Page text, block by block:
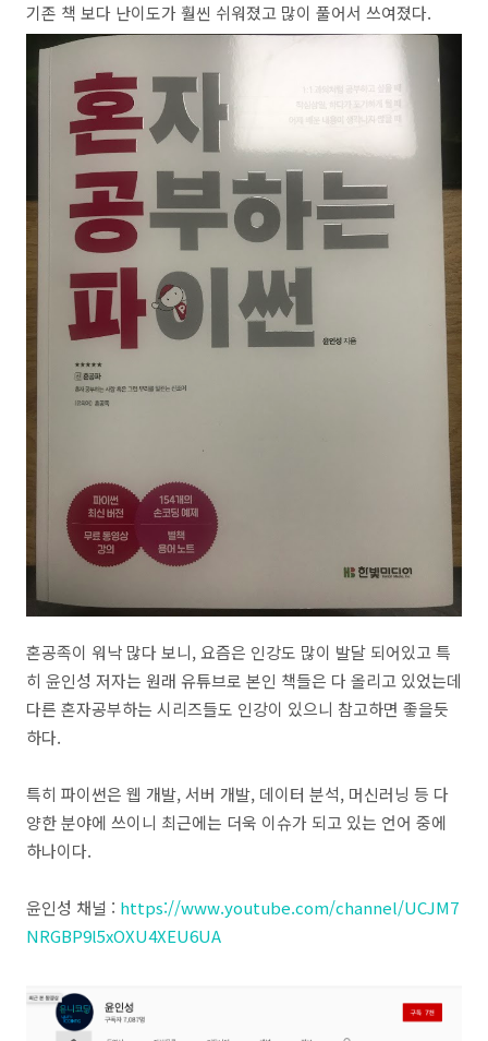
기존 책 보다 난이도가 훨씬 쉬워졌고 많이 풀어서 쓰여졌다.
혼공족이 워낙 많다 보니, 요즘은 인강도 많이 발달 되어있고 특
히 윤인성 저자는 원래 유튜브로 본인 책들은 다 올리고 있었는데
다른 혼자공부하는 시리즈들도 인강이 있으니 참고하면 좋을듯
하다.
특히 파이썬은 웹 개발, 서버 개발, 데이터 분석, 머신러닝 등 다
양한 분야에 쓰이니 최근에는 더욱 이슈가 되고 있는 언어 중에
하나이다.
윤인성 채널 : https://www.youtube.com/channel/UCJM7
NRGBP9l5xOXU4XEU6UA